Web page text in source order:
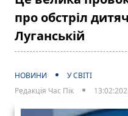
про обстріл
Луганській
НОВИНИ
У СВІТІ
Редакція Час Пік